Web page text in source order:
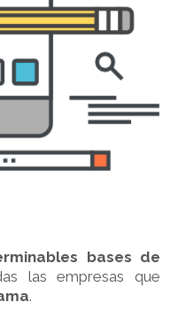
bases de
las empresas que
.